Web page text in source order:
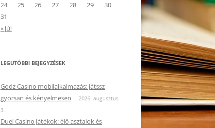
24
25 26 27 28 29
30
31
« júl
LEGUTÓBBI BEJEGYZÉSEK
Godz Casino mobilalkalmazás: játssz
gyorsan és kényelmesen
2026. augusztus
3.
Duel Casino játékok: élő asztalok és